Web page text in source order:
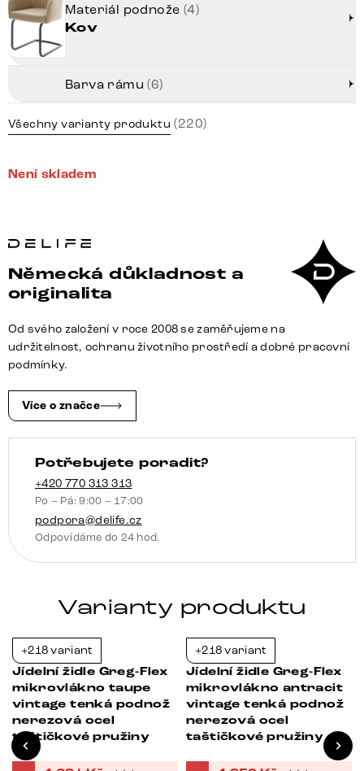
Materiál podnože (4)
Kov
Barva rámu(6)
Všechny varianty produktu (220)
Není skladem
Německá důkladnost a
originalita
Od svého založení v roce 2008 se zaměřujeme na
udržitelnost, ochranu životního prostředí a dobré pracovní
podmínky.
Více o značce
Potřebujete poradit?
+420 770 313 313
Po – Pá: 9:00 – 17:00
podpora@delife.cz
Odpovídáme do 24 hod.
Varianty produktu
+218 variant
Jídelní židle Greg-Flex
mikrovlákno taupe
vintage tenká podnož
nerezová ocel
taštičkové pružiny
+218 variant
Jídelní židle Greg-Flex
mikrovlákno antracit
vintage tenká podnož
nerezová ocel
taštičkové pružiny